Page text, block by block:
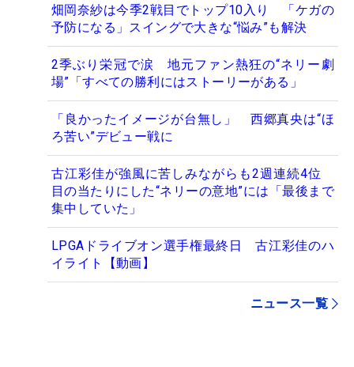
畑岡奈紗は今季2戦目でトップ10入り 「ケガの
予防になる」スイングで大きな“悩み”も解決
2季ぶり栄冠で涙 地元ファン熱狂の“ネリー劇
場”「すべての勝利にはストーリーがある」
「良かったイメージが台無し」 西郷真央は“ほ
ろ苦い”デビュー戦に
古江彩佳が強風に苦しみながらも2週連続4位
目の当たりにした“ネリーの意地”には「最後まで
集中していた」
LPGAドライブオン選手権最終日 古江彩佳のハ
イライト【動画】
ニュース一覧